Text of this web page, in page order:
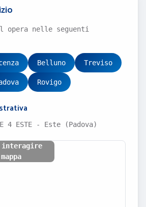
opera nelle seguenti
Belluno Treviso
Rovigo
4 ESTE - Este (Padova)
interagire